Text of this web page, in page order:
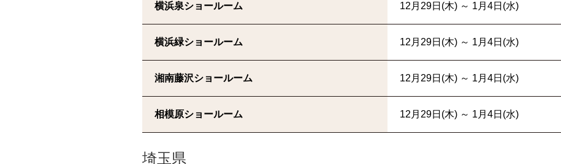
横浜泉ショールーム 12月29日(木) ～ 1月4日(水)
横浜緑ショールーム 12月29日(木) ～ 1月4日(水)
湘南藤沢ショールーム 12月29日(木) ～ 1月4日(水)
相模原ショールーム 12月29日(木) ～ 1月4日(水)
埼玉県